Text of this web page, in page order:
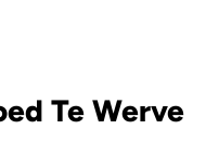
Te Werve